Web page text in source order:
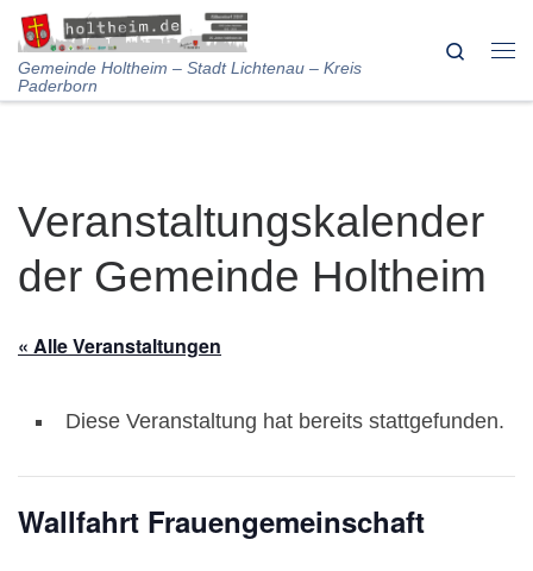
Skip to content
Gemeinde Holtheim – Stadt Lichtenau – Kreis
Paderborn
Search
Veranstaltungskalender
der Gemeinde Holtheim
« Alle Veranstaltungen
Diese Veranstaltung hat bereits stattgefunden.
Wallfahrt Frauengemeinschaft